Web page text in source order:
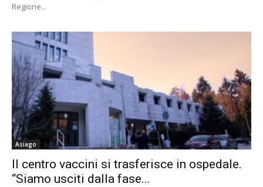
Regione...
Asiago
Il centro vaccini si trasferisce in ospedale.
“Siamo usciti dalla fase...